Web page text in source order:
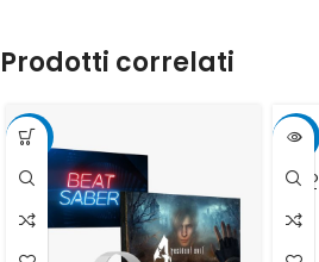
Prodotti correlati
-10% -15%
SOLD
OUT